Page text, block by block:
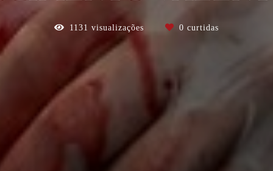
1131 visualizações 0 curtidas